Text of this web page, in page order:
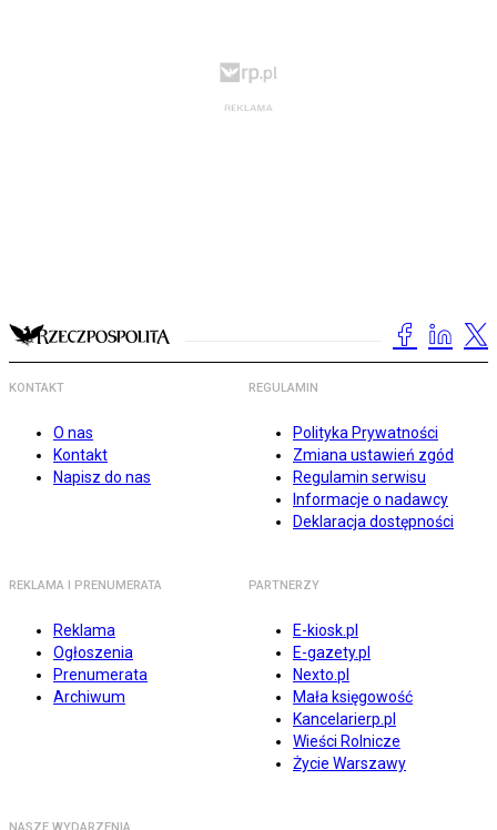
KONTAKT
O nas
Kontakt
Napisz do nas
REGULAMIN
Polityka Prywatności
Zmiana ustawień zgód
Regulamin serwisu
Informacje o nadawcy
Deklaracja dostępności
REKLAMA I PRENUMERATA
Reklama
Ogłoszenia
Prenumerata
Archiwum
PARTNERZY
E-kiosk.pl
E-gazety.pl
Nexto.pl
Mała księgowość
Kancelarierp.pl
Wieści Rolnicze
Życie Warszawy